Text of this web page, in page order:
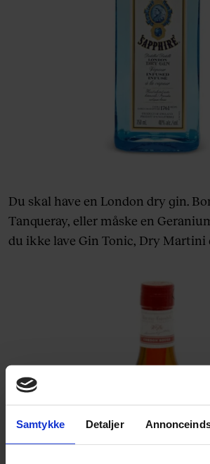
Samtykke Detaljer
Du skal have en London dry gin.
Tanqueray, eller måske en
du ikke lave Gin Tonic, Dry Martini